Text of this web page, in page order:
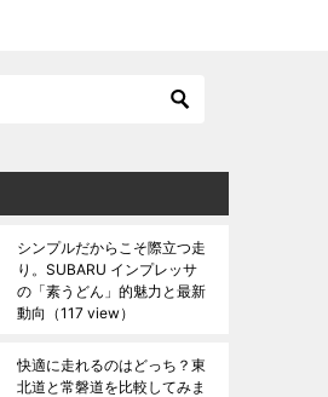
シンプルだからこそ際立つ走
り。SUBARU インプレッサ
の「素うどん」的魅力と最新
動向 （117 view）
快適に走れるのはどっち？東
北道と常磐道を比較してみま